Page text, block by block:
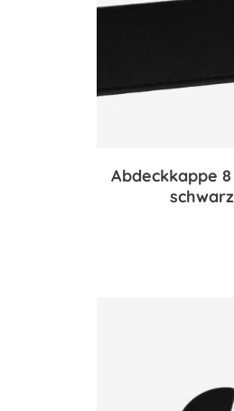
Abdeckkappe 8
schwarz